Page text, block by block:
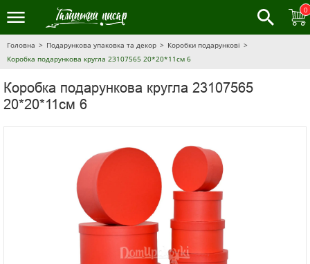
0
Головна Подарункова упаковка та декор
Коробки подарункові
Коробка подарункова кругла 23107565 20*20*11см 6
Коробка подарункова кругла 23107565
20*20*11см 6